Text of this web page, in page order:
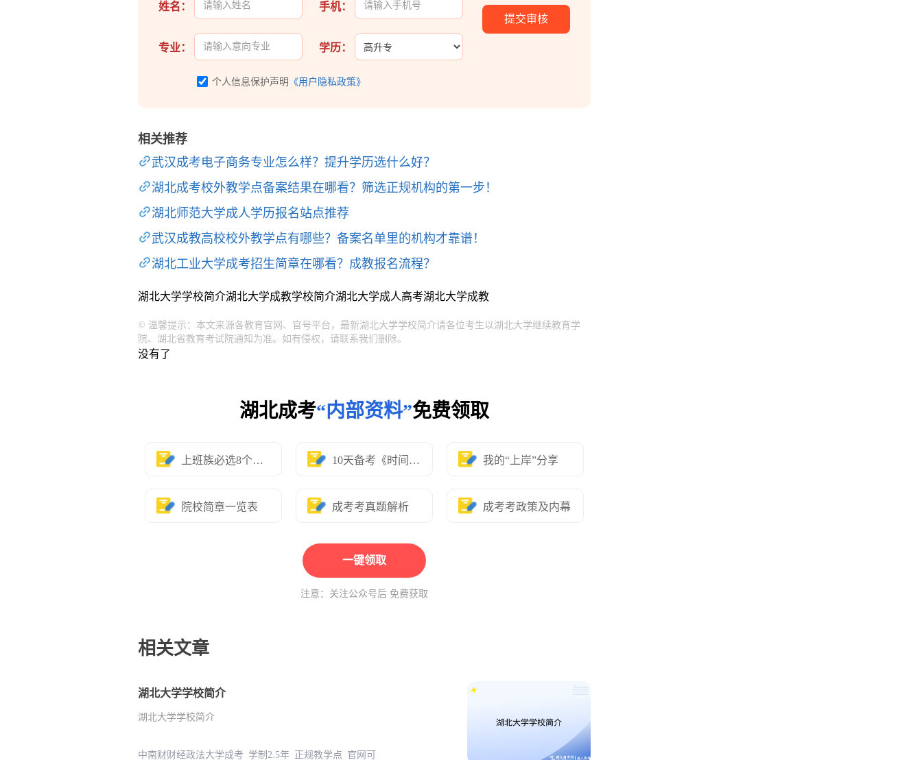
姓名： 手机：
专业： 学历：
个人信息保护声明 《用户隐私政策》
相关推荐
武汉成考电子商务专业怎么样？提升学历选什么好？
湖北成考校外教学点备案结果在哪看？筛选正规机构的第一步！
湖北师范大学成人学历报名站点推荐
武汉成教高校校外教学点有哪些？备案名单里的机构才靠谱！
湖北工业大学成考招生简章在哪看？成教报名流程？
湖北大学学校简介湖北大学成教学校简介湖北大学成人高考湖北大学成教
© 温馨提示：本文来源各教育官网、官号平台，最新湖北大学学校简介请各位考生以湖北大学继续教育学
院、湖北省教育考试院通知为准。如有侵权，请联系我们删除。
没有了
湖北成考“内部资料”免费领取
上班族必选8个专业 10天备考《时间表》 我的“上岸”分享
院校简章一览表 成考考真题解析 成考考政策及内幕
一键领取
注意：关注公众号后 免费获取
相关文章
湖北大学学校简介
湖北大学学校简介
中南财财经政法大学成考 学制2.5年 正规教学点 官网可